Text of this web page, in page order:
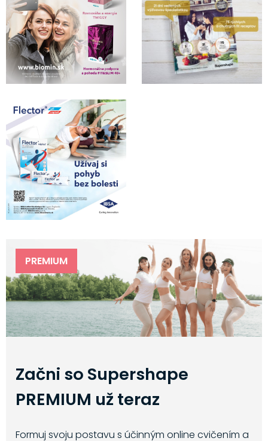
PREMIUM
Začni so Supershape
PREMIUM už teraz
Formuj svoju postavu s účinným online cvičením a